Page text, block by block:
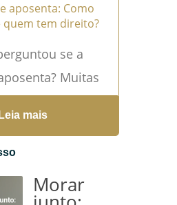
aposenta: Como
quem tem direito?
se a
Muitas
sofrem com esse
desafios
impedir a
Leia mais
Morar